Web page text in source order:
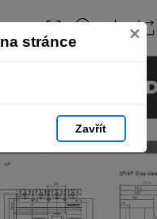
stránce ×
Zavřít